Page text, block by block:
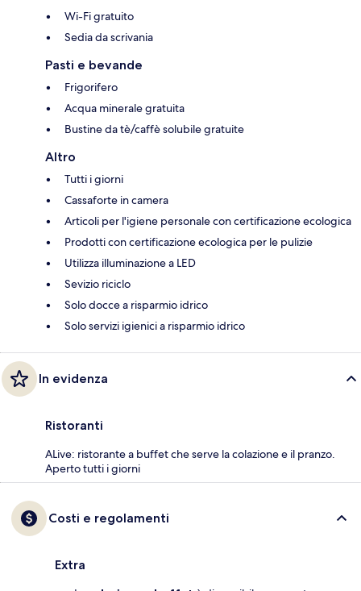
Wi-Fi gratuito
Sedia da scrivania
Pasti e bevande
Frigorifero
Acqua minerale gratuita
Bustine da tè/caffè solubile gratuite
Altro
Tutti i giorni
Cassaforte in camera
Articoli per l'igiene personale con certificazione ecologica
Prodotti con certificazione ecologica per le pulizie
Utilizza illuminazione a LED
Sevizio riciclo
Solo docce a risparmio idrico
Solo servizi igienici a risparmio idrico
In evidenza
Ristoranti
ALive: ristorante a buffet che serve la colazione e il pranzo.
Aperto tutti i giorni
Costi e regolamenti
Extra